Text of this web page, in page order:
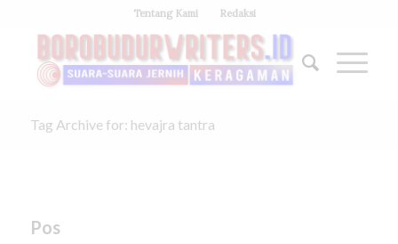
Tentang Kami Redaksi
Tag Archive for: hevajra tantra
Pos